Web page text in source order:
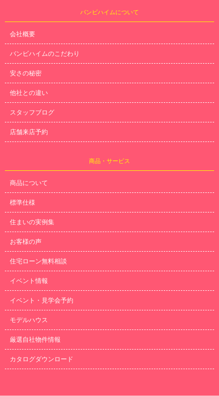
バンビハイムについて
会社概要
バンビハイムのこだわり
安さの秘密
他社との違い
スタッフブログ
店舗来店予約
商品・サービス
商品について
標準仕様
住まいの実例集
お客様の声
住宅ローン無料相談
イベント情報
イベント・見学会予約
モデルハウス
厳選自社物件情報
カタログダウンロード